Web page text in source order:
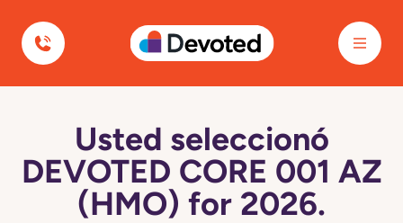
Devoted Health
Usted seleccionó
DEVOTED CORE 001 AZ
(HMO) for 2026.